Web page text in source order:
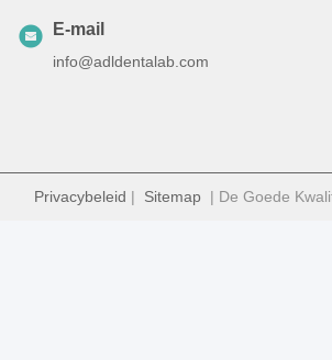
E-mail
info@adldentalab.com
Privacybeleid | Sitemap | De Goede